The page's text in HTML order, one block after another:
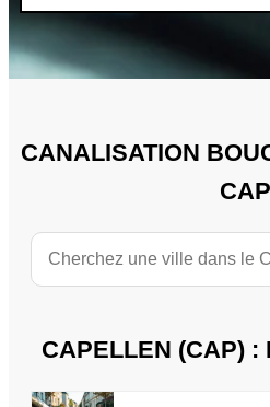
CANALISATION
CAP
CAPELLEN (CAP) :